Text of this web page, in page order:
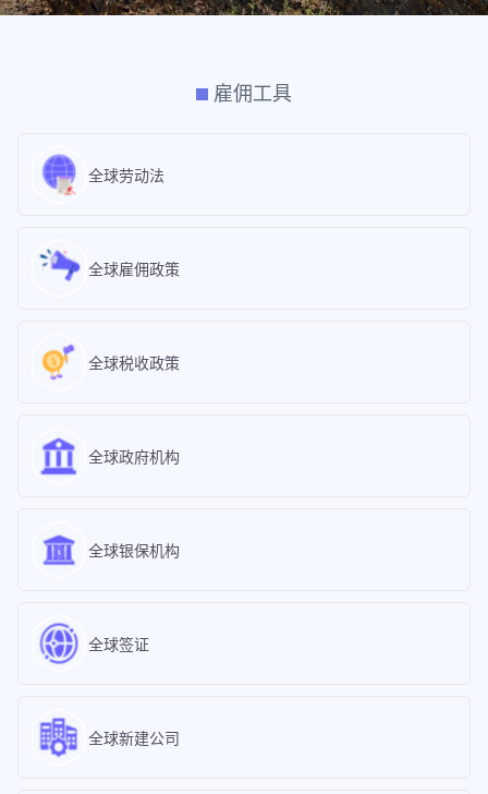
雇佣工具
全球劳动法
全球雇佣政策
全球税收政策
全球政府机构
全球银保机构
全球签证
全球新建公司